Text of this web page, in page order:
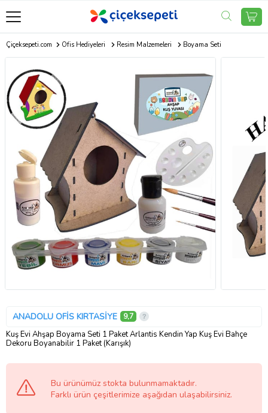
Çiçeksepeti.com Ofis Hediyeleri Resim Malzemeleri Boyama Seti
ANADOLU OFİS KIRTASİYE 9,7
Kuş Evi Ahşap Boyama Seti 1 Paket Arlantis Kendin Yap Kuş Evi Bahçe
Dekoru Boyanabilir 1 Paket (Karışık)
Bu ürünümüz stokta bulunmamaktadır.
Farklı ürün çeşitlerimize aşağıdan ulaşabilirsiniz.